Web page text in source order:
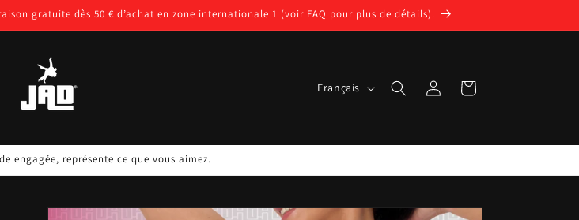
gratuite dès 50 € d’achat en zone internationale 1 (voir FAQ pour plus de détails).
u
e
Français Connexion Panier
engagée, représente ce que vous aimez.